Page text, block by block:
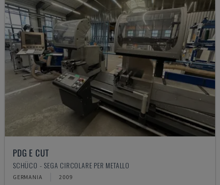
PDG E CUT
SCHÜCO - SEGA CIRCOLARE PER METALLO
GERMANIA 2009